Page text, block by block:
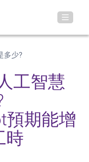
多少?
工智慧
預期能增
時